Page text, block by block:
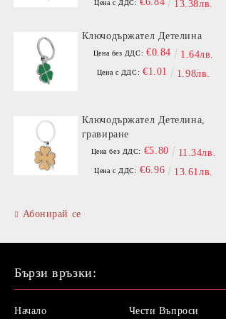
Цена с ДДС: 13.38лв.
Ключодържател Детелина
Цена без ДДС: €0.84 1.64лв.
Цена с ДДС: €1.01 1.98лв.
Ключодържател Детелина,
гравиране
Цена без ДДС: €5.80 11.34лв.
Цена с ДДС: €6.96 13.61лв.
Абонирай се
Бързи връзки:
Начало Чести Въпроси